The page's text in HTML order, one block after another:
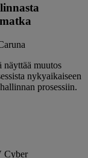
näyttää muutos
nykyaikaiseen
prosessiin.
Cyber